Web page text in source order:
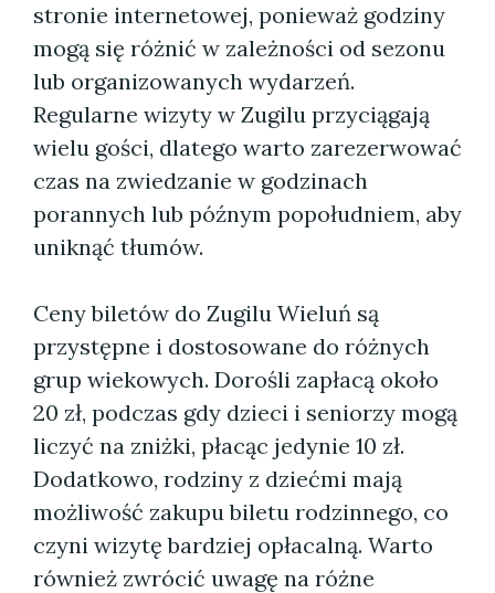
stronie internetowej, ponieważ godziny
mogą się różnić w zależności od sezonu
lub organizowanych wydarzeń.
Regularne wizyty w Zugilu przyciągają
wielu gości, dlatego warto zarezerwować
czas na zwiedzanie w godzinach
porannych lub późnym popołudniem, aby
uniknąć tłumów.
Ceny biletów do Zugilu Wieluń są
przystępne i dostosowane do różnych
grup wiekowych. Dorośli zapłacą około
20 zł, podczas gdy dzieci i seniorzy mogą
liczyć na zniżki, płacąc jedynie 10 zł.
Dodatkowo, rodziny z dziećmi mają
możliwość zakupu biletu rodzinnego, co
czyni wizytę bardziej opłacalną. Warto
również zwrócić uwagę na różne